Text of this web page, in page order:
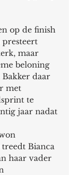
op de finish
presteert
maar
beloning
daar
met
te
jaar nadat
Bianca
haar vader